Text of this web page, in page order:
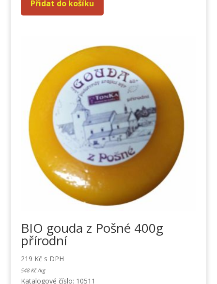
Přidat do košíku
BIO gouda z Pošné 400g
přírodní
219 Kč s DPH
548 Kč /kg
Katalogové číslo: 10511